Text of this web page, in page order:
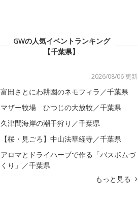
GWの人気イベントランキング
【千葉県】
2026/08/06 更新
富田さとにわ耕園のネモフィラ／千葉県
マザー牧場 ひつじの大放牧／千葉県
久津間海岸の潮干狩り／千葉県
【桜・見ごろ】中山法華経寺／千葉県
アロマとドライハーブで作る「バスボムづ
くり」／千葉県
もっと見る